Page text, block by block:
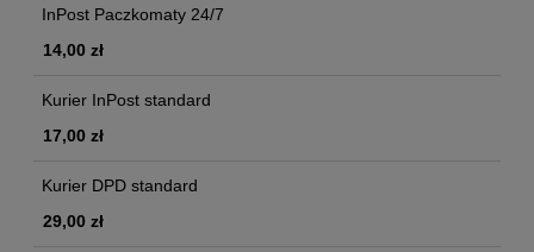
InPost Paczkomaty 24/7
14,00 zł
Kurier InPost standard
17,00 zł
Kurier DPD standard
29,00 zł